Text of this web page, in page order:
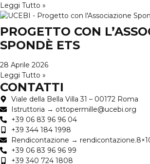
Leggi Tutto »
PROGETTO CON
SPONDÈ ETS
28 Aprile 2026
Leggi Tutto »
CONTATTI
Viale della Bella Villa 31 – 00172 Roma
Istruttoria → ottopermille@ucebi.org
+39 06 83 96 96 04
+39 344 184 1998
Rendicontazione →
+39 06 83 96 96 99
+39 340 724 1808